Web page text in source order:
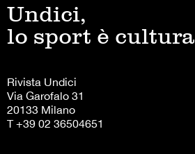
Undici,
lo sport è cultura
Rivista Undici
Via Garofalo 31
20133 Milano
T +39 02 36504651